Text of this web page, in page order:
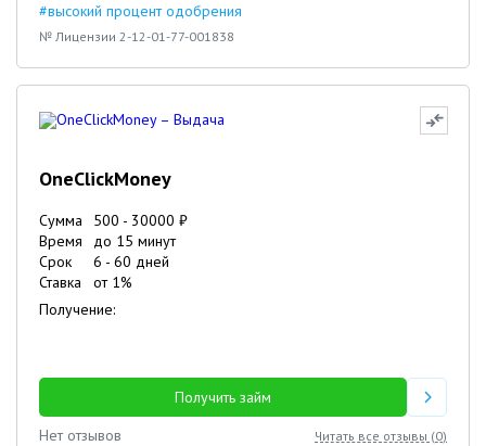
#высокий процент одобрения
№ Лицензии 2-12-01-77-001838
OneClickMoney
Сумма 500 - 30000 ₽
Время
до 15 минут
Срок
6 - 60 дней
Ставка
от 1%
Получение:
Получить займ
Нет отзывов
Читать все отзывы (0)